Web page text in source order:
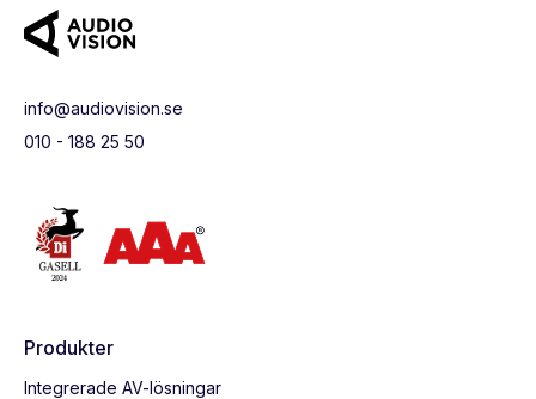
info@audiovision.se
010 - 188 25 50
Produkter
Integrerade AV-lösningar